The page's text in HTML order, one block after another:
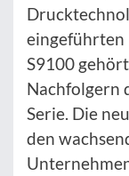
eingeführten
S9100
Nachfolgern
Serie. Die
den